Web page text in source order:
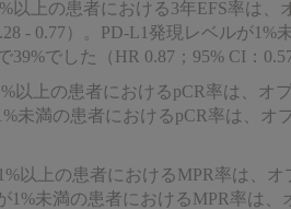
以上の患者における3年EFS率は
- 0.77）。PD-L1発現レベルが
でした（HR 0.87；95% CI：0.57
以上の患者におけるpCR率は、オ
未満の患者におけるpCR率は、
以上の患者におけるMPR率は、
1%未満の患者におけるMPR率は